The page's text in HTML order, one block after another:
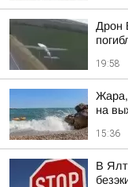
Дрон
19:58
Жара,
на
15:36
В